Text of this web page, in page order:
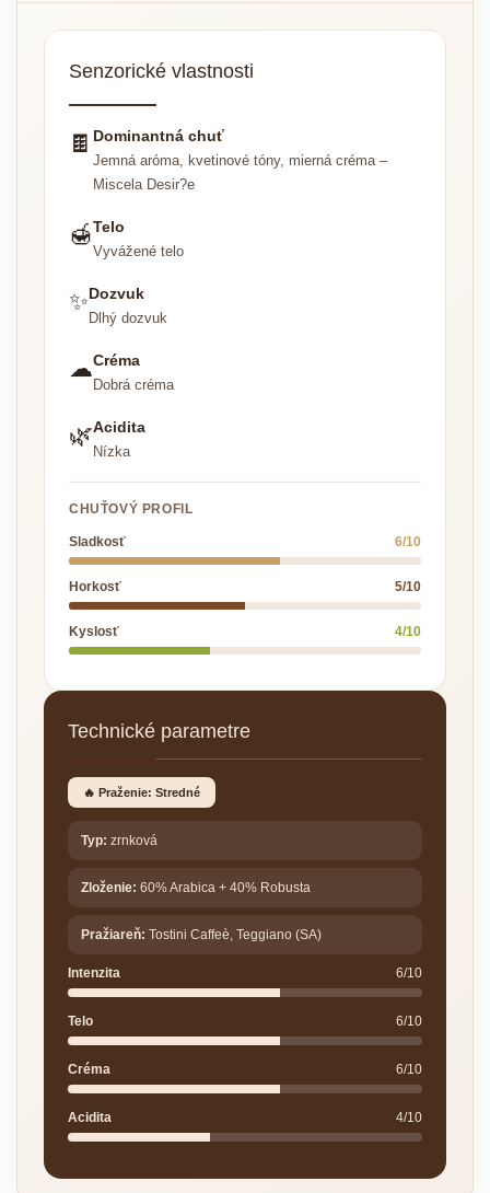
Senzorické vlastnosti
🍫 Dominantná chuť
Jemná aróma, kvetinové tóny, mierná créma –
Miscela Desir?e
🍯Telo
Vyvážené telo
✨Dozvuk
Dlhý dozvuk
☁Créma
Dobrá créma
🌿Acidita
Nízka
CHUŤOVÝ PROFIL
Sladkosť 6/10
Horkosť 5/10
Kyslosť 4/10
Technické parametre
🔥 Praženie: Stredné
Typ: zrnková
Zloženie: 60% Arabica + 40% Robusta
Pražiareň: Tostini Caffeè, Teggiano (SA)
Intenzita 6/10
Telo 6/10
Créma 6/10
Acidita 4/10